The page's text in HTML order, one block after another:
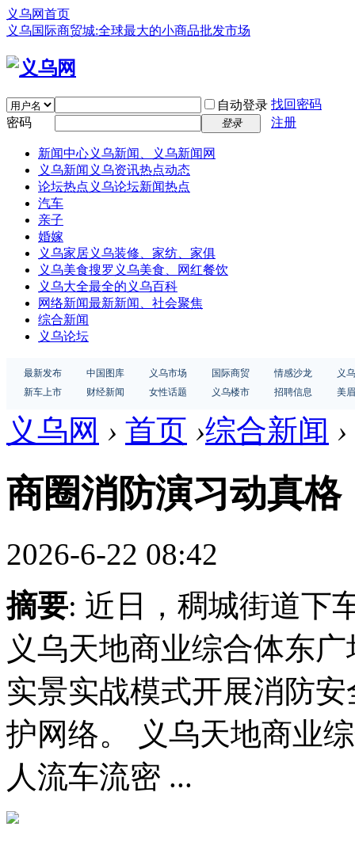
义乌网首页
义乌国际商贸城:全球最大的小商品批发市场
自动登录 找回密码
密码
登录 注册
新闻中心义乌新闻、义乌新闻网
义乌新闻 义乌资讯热点动态
论坛热点 义乌论坛新闻热点
汽车
亲子
婚嫁
义乌家居义乌装修、家纺、家俱
义乌美食搜罗义乌美食、网红餐饮
义乌大全最全的义乌百科
网络新闻最新新闻、社会聚焦
综合新闻
义乌论坛
最新发布 中国图库 义乌市场 国际商贸 情感沙龙
义
新车上市
财经新闻 女性话题 义乌楼市 招聘信息 美
义乌网 › 首页 ›综合新闻 ›
商圈消防演习动真格
2026-6-22 08:42
摘要: 近日，稠城街道下
义乌天地商业综合体东
实景实战模式开展消防
护网络。 义乌天地商业
人流车流密 ...